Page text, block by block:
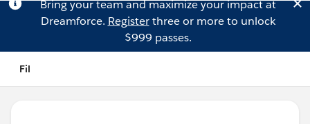
Bring your team and maximize your impact at
Dreamforce. Registerthree or more to unlock
$999 passes.
Fil